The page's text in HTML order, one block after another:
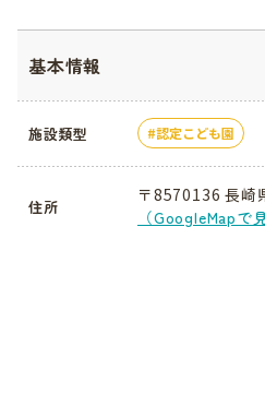
基本情報
施設類型 認定こども園
住所
〒8570136 長崎
（GoogleMapで